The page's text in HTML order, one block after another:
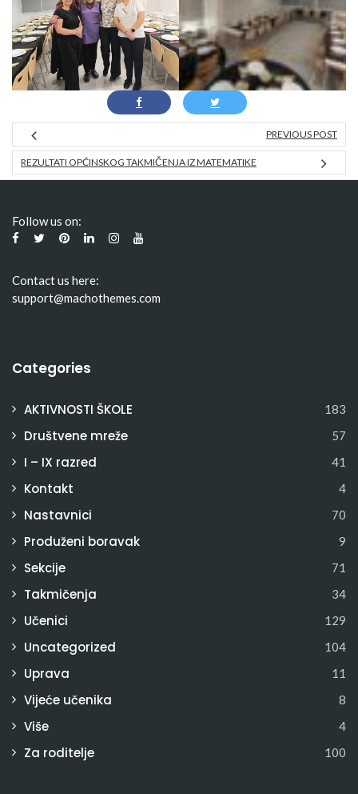
PREVIOUS POST
REZULTATI OPĆINSKOG TAKMIČENJA IZ MATEMATIKE
Follow us on:
Contact us here:
support@machothemes.com
Categories
AKTIVNOSTI ŠKOLE 183
Društvene mreže 57
I – IX razred 41
Kontakt 4
Nastavnici 70
Produženi boravak 9
Sekcije 71
Takmičenja 34
Učenici 129
Uncategorized 104
Uprava 11
Vijeće učenika 8
Više 4
Za roditelje 100